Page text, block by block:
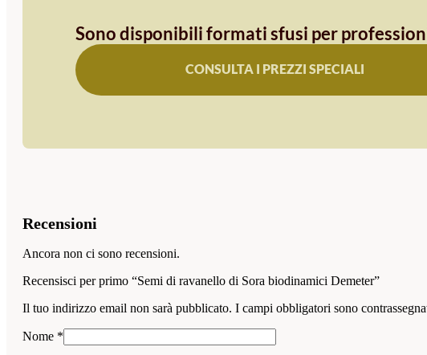
Sono disponibili formati sfusi per
CONSULTA I PREZZI SPECIALI
Recensioni
Ancora non ci sono recensioni.
Recensisci per primo “Semi di ravanello di Sora biodinamici Demeter”
Il tuo indirizzo email non sarà pubblicato. I campi obbligatori sono
Nome *